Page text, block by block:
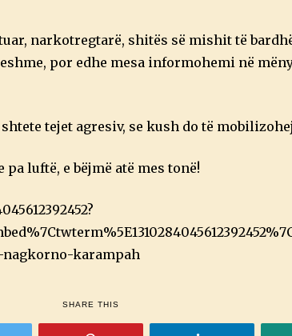
narkotregtarë, shitës së mishit të
por edhe mesa informohemi në
tejet agresiv, se kush do të
luftë, e bëjmë atë mes tonë!
nagkorno-karampah
SHARE THIS